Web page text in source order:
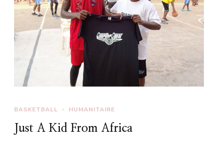
BASKETBALL HUMANITAIRE
Just A Kid From Africa